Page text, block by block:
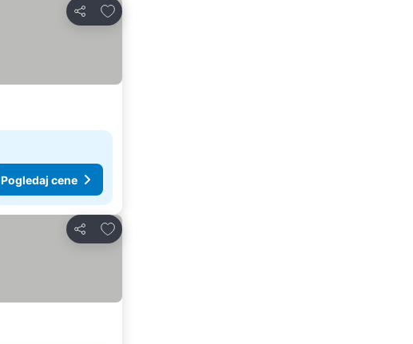
Deli
Dodati u favorite
Pogledaj cene
Deli
Dodati u favorite